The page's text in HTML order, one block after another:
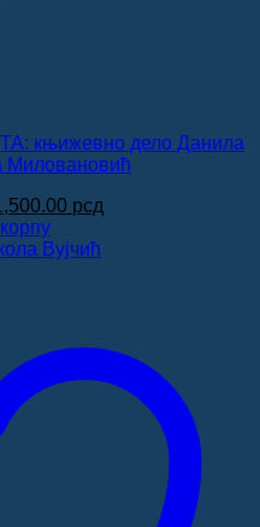
књижевно дело Данила
Миловановић
рсд